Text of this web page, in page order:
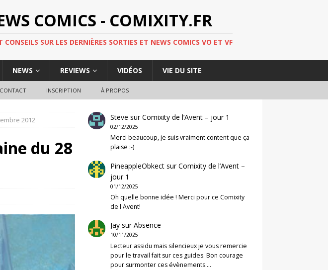
COMICS - COMIXITY.FR
SUR LES DERNIÈRES SORTIES ET NEWS COMICS VO ET VF
NEWS REVIEWS VIDÉOS VIE DU SITE
CONTACT INSCRIPTION À PROPOS
2012
du 28
Steve surComixity de l’Avent – jour 1
02/12/2025
Merci beaucoup, je suis vraiment content que ça
plaise :-)
PineappleObkect surComixity de l’Avent –
jour 1
01/12/2025
Oh quelle bonne idée ! Merci pour ce Comixity
de l'Avent!
Jay surAbsence
10/11/2025
Lecteur assidu mais silencieux je vous remercie
pour le travail fait sur ces guides. Bon courage
pour surmonter ces évènements.…